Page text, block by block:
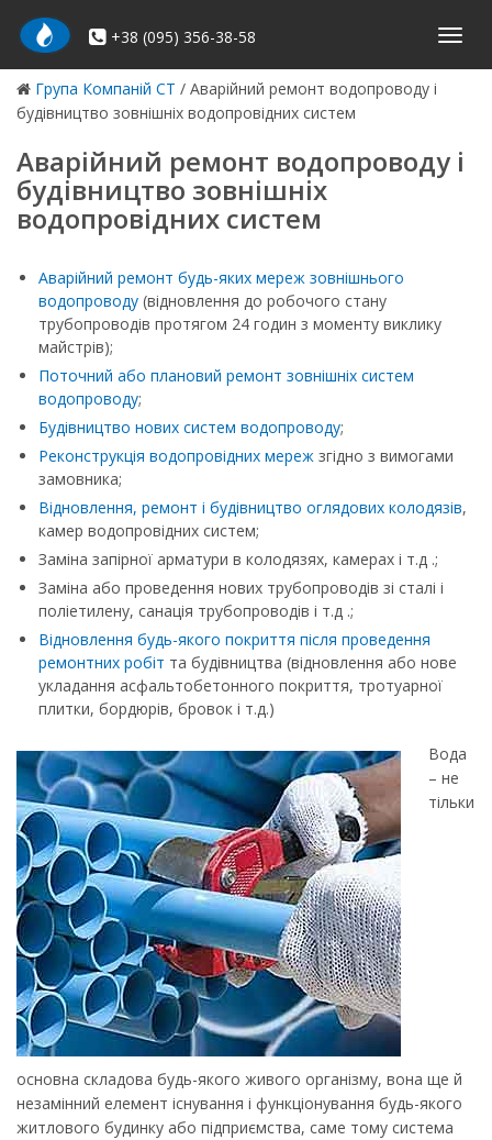
content
+38 (095) 356-38-58
Група Компаній СТ / Аварійний ремонт водопроводу і
будівництво зовнішніх водопровідних систем
Аварійний ремонт водопроводу і
будівництво зовнішніх
водопровідних систем
Аварійний ремонт будь-яких мереж зовнішнього
водопроводу (відновлення до робочого стану
трубопроводів протягом 24 годин з моменту виклику
майстрів);
Поточний або плановий ремонт зовнішніх систем
водопроводу;
Будівництво нових систем водопроводу;
Реконструкція водопровідних мереж згідно з вимогами
замовника;
Відновлення, ремонт і будівництво оглядових колодязів,
камер водопровідних систем;
Заміна запірної арматури в колодязях, камерах і т.д .;
Заміна або проведення нових трубопроводів зі сталі і
поліетилену, санація трубопроводів і т.д .;
Відновлення будь-якого покриття після проведення
ремонтних робіт та будівництва (відновлення або нове
укладання асфальтобетонного покриття, тротуарної
плитки, бордюрів, бровок і т.д.)
Вода
– не
тільки
основна складова будь-якого живого організму, вона ще й
незамінний елемент існування і функціонування будь-якого
житлового будинку або підприємства, саме тому система